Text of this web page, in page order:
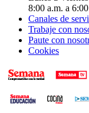
8:00 a.m. a
Canales de
Trabaje con
Paute con
Cookies